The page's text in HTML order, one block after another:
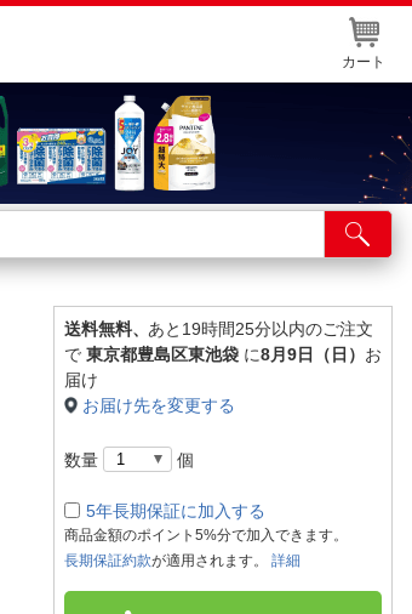
カート
送料無料、 あと19時間25分以内のご注文
で 東京都豊島区東池袋 に8月9日（日） お
届け
お届け先を変更する
数量 個
5年長期保証に加入する
商品金額のポイント5%分で加入できます。
長期保証約款が適用されます。 詳細